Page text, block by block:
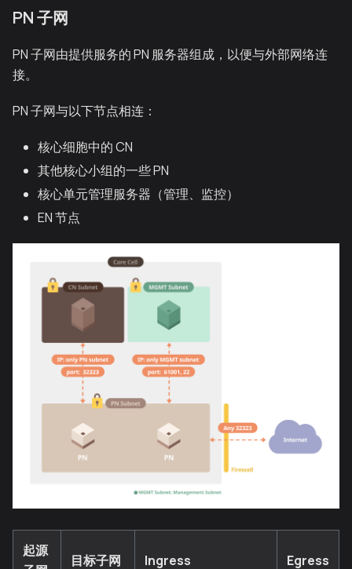
PN 子网
PN 子网由提供服务的 PN 服务器组成，以便与外部网络连
接。
PN 子网与以下节点相连：
核心细胞中的 CN
其他核心小组的一些 PN
核心单元管理服务器（管理、监控）
EN 节点
起源
目标子网 Ingress Egress